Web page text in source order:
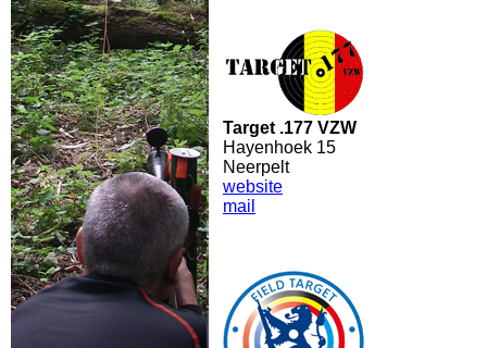
Target .177 VZW
Hayenhoek 15
Neerpelt
website
mail